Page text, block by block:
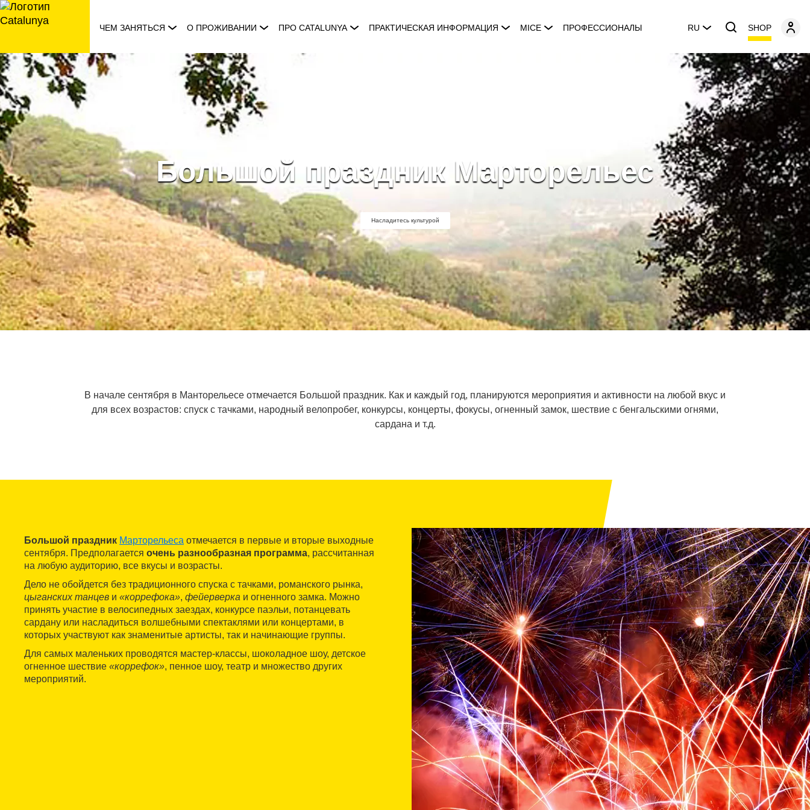
перейти
к
ЧЕМ ЗАНЯТЬСЯ О ПРОЖИВАНИИ ПРО CATALUNYA ПРАКТИЧЕСКАЯ ИНФОРМАЦИЯ MICE ПРОФЕССИОНАЛЫ RU SHOP
Большой праздник Марторельес
Насладитесь культурой
В начале сентября в Манторельесе отмечается Большой праздник. Как и каждый год, планируются мероприятия и активности на любой вкус и
для всех возрастов: спуск с тачками, народный велопробег, конкурсы, концерты, фокусы, огненный замок, шествие с бенгальскими огнями,
сардана и т.д.
Большой праздник Марторельеса отмечается в первые и вторые выходные
сентября. Предполагается очень разнообразная программа, рассчитанная
на любую аудиторию, все вкусы и возрасты.
Дело не обойдется без традиционного спуска с тачками, романского рынка,
цыганских танцев и «коррефока», фейерверка и огненного замка. Можно
принять участие в велосипедных заездах, конкурсе паэльи, потанцевать
сардану или насладиться волшебными спектаклями или концертами, в
которых участвуют как знаменитые артисты, так и начинающие группы.
Для самых маленьких проводятся мастер-классы, шоколадное шоу, детское
огненное шествие «коррефок», пенное шоу, театр и множество других
мероприятий.